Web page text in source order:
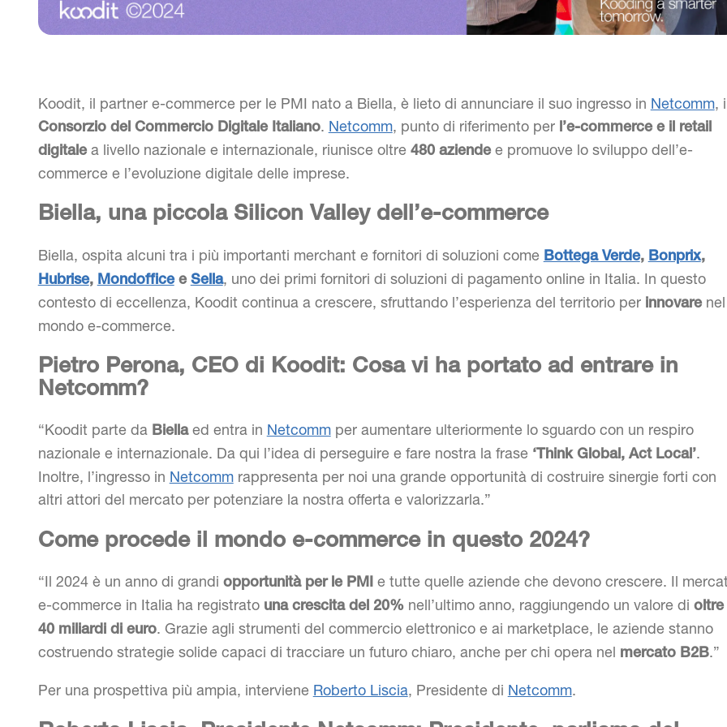
Koodit, il partner e-commerce per le PMI nato a Biella, è lieto di annunciare il suo ingresso in Netcomm,
Consorzio del Commercio Digitale Italiano. Netcomm, punto di riferimento perl’e-commerce e il retail
digitale a livello nazionale e internazionale, riunisce oltre 480 aziendee promuove lo sviluppo dell’e-
commerce e l’evoluzione digitale delle imprese.
Biella, una piccola Silicon Valley dell’e-commerce
Biella, ospita alcuni tra i più importanti merchant e fornitori di soluzioni come Bottega Verde, Bonprix,
Hubrise, Mondofficee Sella, uno dei primi fornitori di soluzioni di pagamento online in Italia. In questo
contesto di eccellenza, Koodit continua a crescere, sfruttando l’esperienza del territorio per innovare nel
mondo e-commerce.
Pietro Perona, CEO di Koodit: Cosa vi ha portato ad entrare in
Netcomm?
“Koodit parte da Biellaed entra in Netcommper aumentare ulteriormente lo sguardo con un respiro
nazionale e internazionale. Da qui l’idea di perseguire e fare nostra la frase ‘Think Global, Act Local’.
Inoltre, l’ingresso in Netcommrappresenta per noi una grande opportunità di costruire sinergie forti con
altri attori del mercato per potenziare la nostra offerta e valorizzarla.”
Come procede il mondo e-commerce in questo 2024?
“Il 2024 è un anno di grandi opportunità per le PMI e tutte quelle aziende che devono crescere. Il
e-commerce in Italia ha registrato una crescita del 20%nell’ultimo anno, raggiungendo un valore di oltre
40 miliardi di euro. Grazie agli strumenti del commercio elettronico e ai marketplace, le aziende stanno
costruendo strategie solide capaci di tracciare un futuro chiaro, anche per chi opera nel mercato B2B.”
Per una prospettiva più ampia, interviene Roberto Liscia, Presidente di Netcomm.